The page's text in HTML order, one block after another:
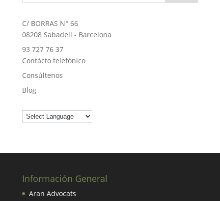
C/ BORRAS N° 66
08208 Sabadell - Barcelona
93 727 76 37
Contácto telefónico
Consúltenos
Blog
Información General
Aran Advocats